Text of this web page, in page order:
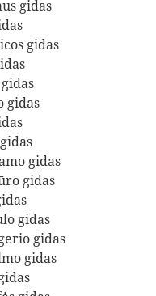
gidas
gidas
gidas
gidas
gidas
gidas
gidas
gidas